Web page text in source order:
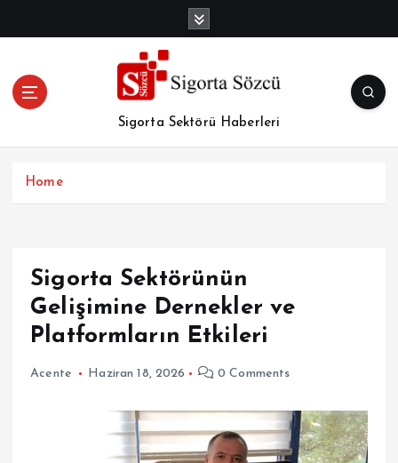
Sigorta Sektörü Haberleri
Home
Sigorta Sektörünün
Gelişimine Dernekler ve
Platformların Etkileri
Acente Haziran 18, 2026 0 Comments